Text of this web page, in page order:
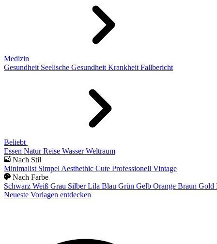
Medizin
Gesundheit Seelische Gesundheit Krankheit Fallbericht
Beliebt
Essen Natur Reise Wasser Weltraum
Nach Stil
Minimalist Simpel Aesthethic Cute Professionell Vintage
Nach Farbe
Schwarz Weiß Grau Silber Lila Blau Grün Gelb Orange Braun Gold
Neueste Vorlagen entdecken